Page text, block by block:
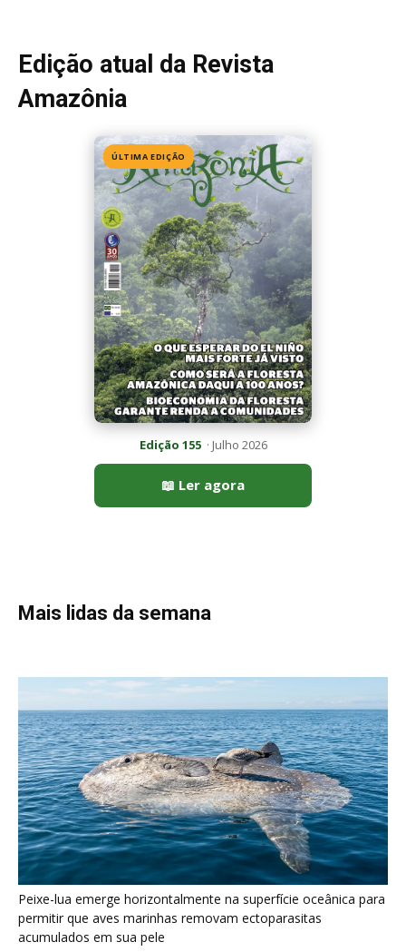
Edição 155· Julho 2026
📖 Ler agora
Mais lidas da semana
Peixe-lua emerge horizontalmente na superfície oceânica para
permitir que aves marinhas removam ectoparasitas
Seriema utiliza pernas longas e arremessa serpentes contra
rochas para subjugar presas peçonhentas nos campos